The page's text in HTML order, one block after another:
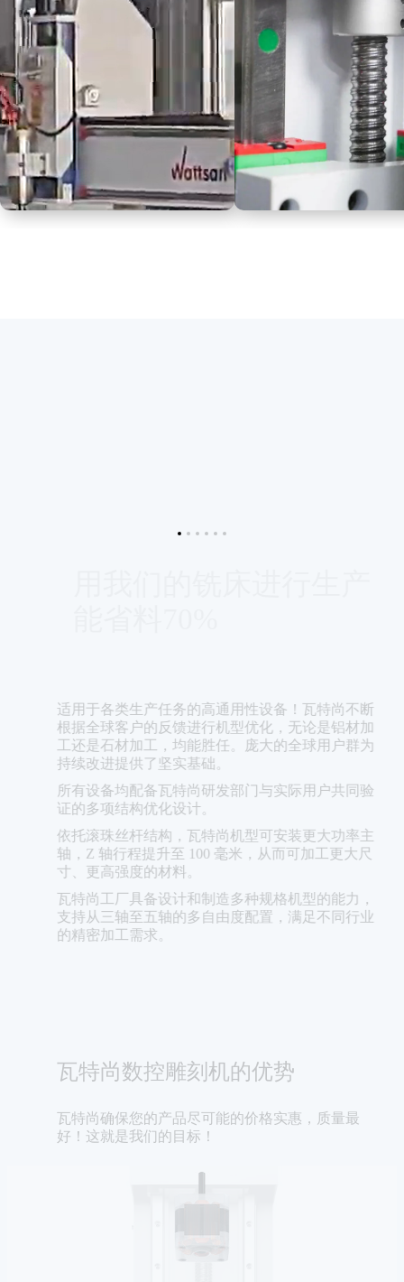
适用于各类生产任务的高通用性设备！瓦特尚不断
根据全球客户的反馈进行机型优化，无论是铝材加
工还是石材加工，均能胜任。庞大的全球用户群为
持续改进提供了坚实基础。
所有设备均配备瓦特尚研发部门与实际用户共同验
证的多项结构优化设计。
依托滚珠丝杆结构，瓦特尚机型可安装更大功率主
轴，Z 轴行程提升至 100 毫米，从而可加工更大尺
寸、更高强度的材料。
瓦特尚工厂具备设计和制造多种规格机型的能力，
支持从三轴至五轴的多自由度配置，满足不同行业
的精密加工需求。
瓦特尚数控雕刻机的优势
瓦特尚确保您的产品尽可能的价格实惠，质量最
好！这就是我们的目标！